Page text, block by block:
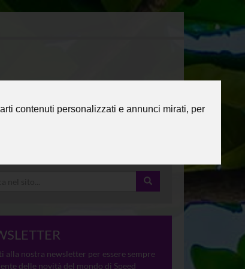
contenuti personalizzati e annunci mirati, per
alla nostra newsletter per essere sempre
delle novità del mondo di Speed